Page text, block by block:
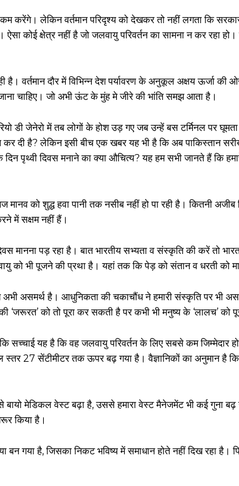
करेंगे। लेकिन वर्तमान परिदृश्य को देखकर तो नहीं लगता कि
कोई क्षेत्र नहीं है जो जलवायु परिवर्तन का सामना न कर रहा
है। वर्तमान दौर में विभिन्न देश पर्यावरण के अनुकूल अक्षय ऊर्जा
चाहिए। जो अभी ऊंट के मुंह मे जीरे की भांति समझ आता है।
डी जेनेरो में तब लोगों के होश उड़ गए जब उन्हें बस टर्मिनल पर
कर दी है? लेकिन इसी बीच एक खबर यह भी है कि अब पाकिस्तान
पृथ्वी दिवस मनाने का क्या औचित्य? यह हम सभी जानते हैं कि
को शुद्ध हवा पानी तक नसीब नहीं हो पा रही है। कितनी
में सक्षम नहीं हैं।
मानना पड़ रहा है। बात भारतीय सभ्यता व संस्कृति की करें तो
को भी पूजने की प्रथा है। यहां तक कि पेड़ को संतान व धरती को
असमर्थ है। आधुनिकता की चकाचौंध ने हमारी संस्कृति पर भी असर
‘जरूरत’ को तो पूरा कर सकती है पर कभी भी मनुष्य के ‘लालच’ को
सच्चाई यह है कि वह जलवायु परिवर्तन के लिए सबसे कम जिम्मेदार
27 सेंटीमीटर तक ऊपर बढ़ गया है। वैज्ञानिकों का अनुमान है
मेडिकल वेस्ट बढ़ा है, उससे हमारा वेस्ट मैनेजमेंट भी कई गुना बढ़
किया है।
बन गया है, जिसका निकट भविष्य में समाधान होते नहीं दिख रहा है।